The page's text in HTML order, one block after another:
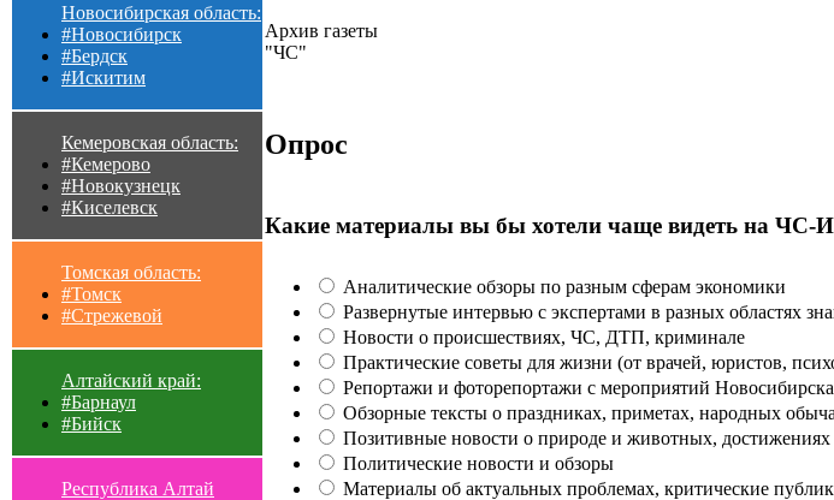
Новосибирская область:
#Новосибирск
#Бердск
#Искитим
Кемеровская область:
#Кемерово
#Новокузнецк
#Киселевск
Томская область:
#Томск
#Стрежевой
Алтайский край:
#Барнаул
#Бийск
Республика Алтай
Архив газеты
"ЧС"
Опрос
Какие материалы вы бы хотели чаще видеть на
Аналитические обзоры по разным сферам экономики
Развернутые интервью с экспертами в разных областях
Новости о происшествиях, ЧС, ДТП, криминале
Практические советы для жизни (от врачей, юристов,
Репортажи и фоторепортажи с мероприятий Новосибирска
Обзорные тексты о праздниках, приметах, народных
Позитивные новости о природе и животных, достижениях
Политические новости и обзоры
Материалы об актуальных проблемах, критические